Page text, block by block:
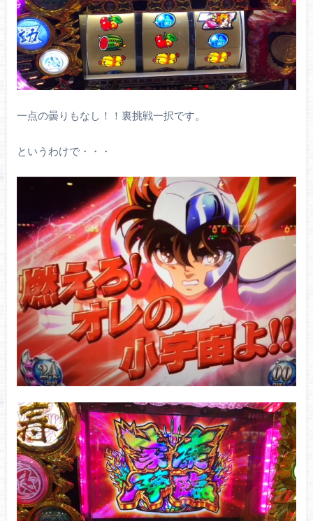
一点の曇りもなし！！裏挑戦一択です。
というわけで・・・